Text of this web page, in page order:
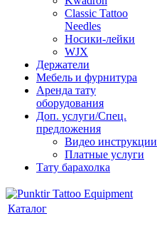
Classic Tattoo
Needles
Носики-лейки
WJX
Держатели
Мебель и фурнитура
Аренда тату
оборудования
Доп. услуги/Спец.
предложения
Видео инструкции
Платные услуги
Тату барахолка
Каталог